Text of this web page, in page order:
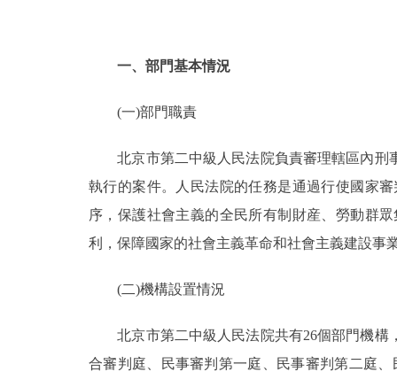
一、部門基本情況
(一)部門職責
北京市第二中級人民法院負責審理轄區內刑
執行的案件。人民法院的任務是通過行使國家
序，保護社會主義的全民所有制財産、勞動群
利，保障國家的社會主義革命和社會主義建設事
(二)機構設置情況
北京市第二中級人民法院共有26個部門機構
合審判庭、民事審判第一庭、民事審判第二庭